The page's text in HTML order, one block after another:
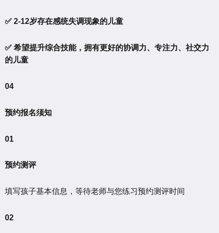
✅ 2-12岁存在感统失调现象的儿童
✅ 希望提升综合技能，拥有更好的协调力、专注力、社交力
的儿童
04
预约报名须知
01
预约测评
填写孩子基本信息，等待老师与您练习预约测评时间
02